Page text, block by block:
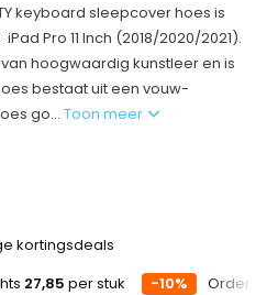
keyboard sleepcover hoes is
Pro 11 Inch (2018/2020/2021).
hoogwaardig kunstleer en is
bestaat uit een vouw-
go...Toon meer
kortingsdeals
27,85 per stuk -10% Order